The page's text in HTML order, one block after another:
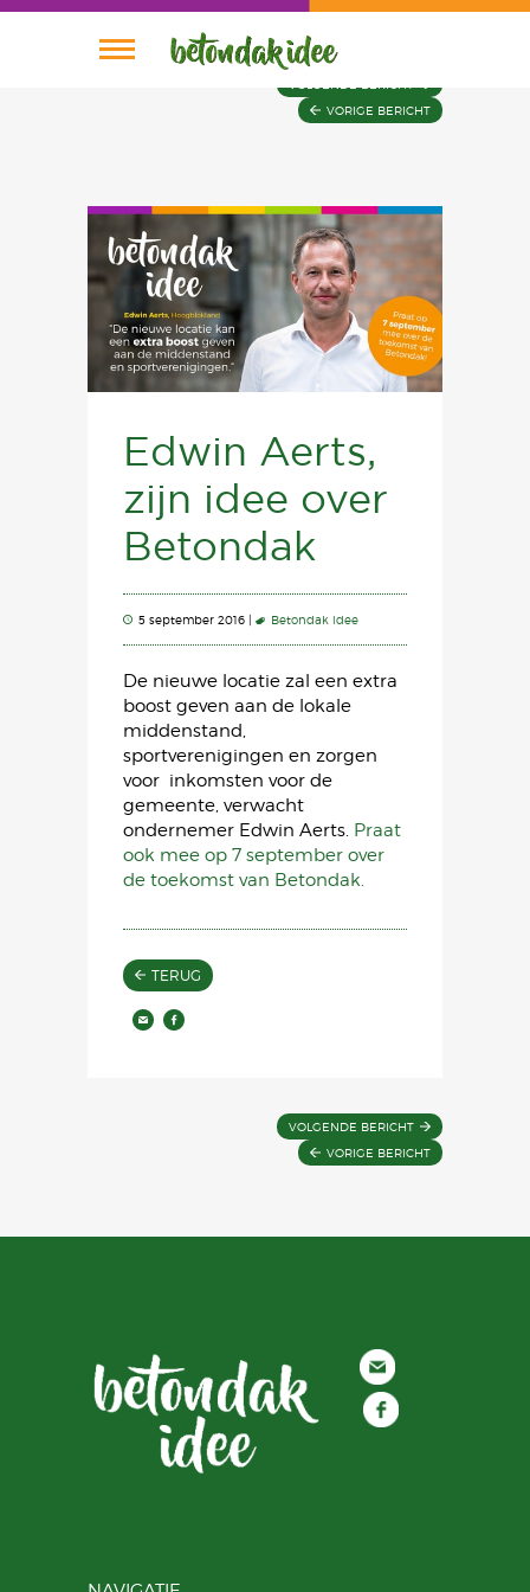
Plannen
Home
VORIGE BERICHT
Edwin Aerts,
zijn idee over
Betondak
5 september 2016 | Betondak idee
De nieuwe locatie zal een extra
boost geven aan de lokale
middenstand,
sportverenigingen en zorgen
voor inkomsten voor de
gemeente, verwacht
ondernemer Edwin Aerts. Praat
ook mee op 7 september over
de toekomst van Betondak.
TERUG
VOLGENDE BERICHT
VORIGE BERICHT